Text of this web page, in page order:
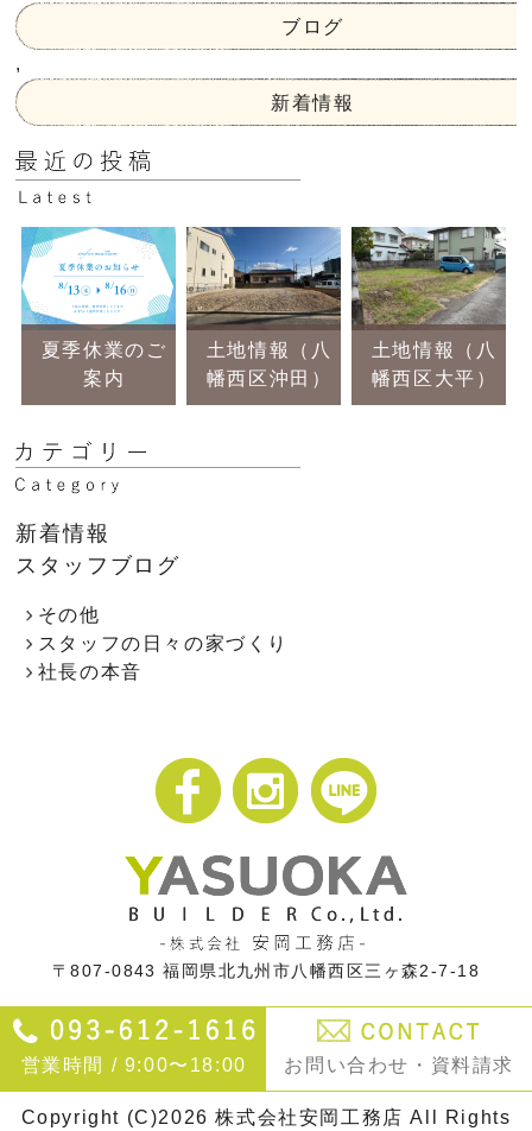
ブログ
,
新着情報
夏季休業のご
案内
土地情報（八
幡西区沖田）
土地情報（八
幡西区大平）
新着情報
スタッフブログ
その他
スタッフの日々の家づくり
社長の本音
〒807-0843福岡県北九州市八幡西区三ヶ森2-7-18
営業時間 / 9:00〜18:00 お問い合わせ・資料請求
Copyright (C)2026 株式会社安岡工務店 All Rights